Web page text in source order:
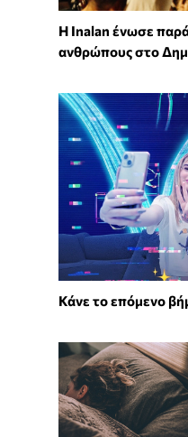
Η Inalan ένωσε
ανθρώπους στο
Κάνε το επόμενο